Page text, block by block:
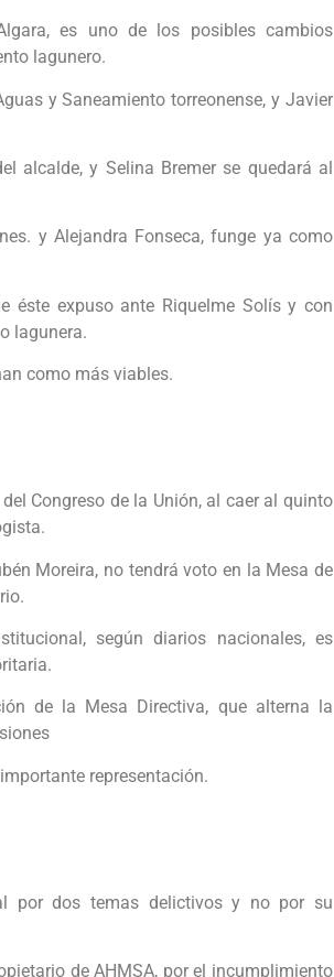
es uno de los posibles cambios
lagunero.
y Saneamiento torreonense, y Javier
alcalde, y Selina Bremer se quedará al
y Alejandra Fonseca, funge ya como
éste expuso ante Riquelme Solís y con
lagunera.
como más viables.
Congreso de la Unión, al caer al quinto
Moreira, no tendrá voto en la Mesa de
según diarios nacionales, es
de la Mesa Directiva, que alterna la
representación.
por dos temas delictivos y no por su
de AHMSA, por el incumplimiento